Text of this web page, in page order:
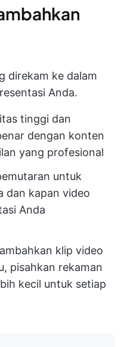
direkam ke dalam
Anda.
tinggi dan
dengan konten
yang profesional
untuk
dan kapan video
Anda
klip video
pisahkan rekaman
kecil untuk setiap